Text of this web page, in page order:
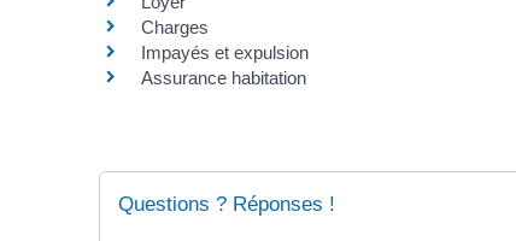
Charges
Impayés et expulsion
Assurance habitation
Questions ? Réponses !